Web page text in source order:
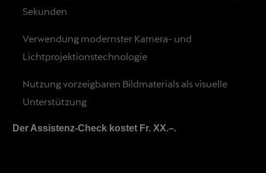
Sekunden
Verwendung modernster Kamera- und
Lichtprojektionstechnologie
Nutzung vorzeigbaren Bildmaterials als visuelle
Unterstützung
Der Assistenz-Check kostet Fr. XX.–.